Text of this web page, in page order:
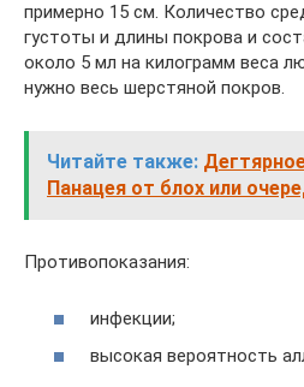
примерно 15 см. Количество
густоты и длины покрова и
около 5 мл на килограмм веса
нужно весь шерстяной покров.
Читайте также:
Панацея от блох или
Противопоказания:
инфекции;
высокая вероятность